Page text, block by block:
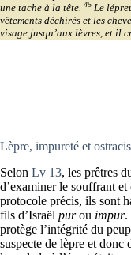
une tache à la tête. 45 Le
vêtements déchirés et les
visage jusqu’aux lèvres, et il
Lèpre, impureté et
Selon Lv 13, les prêtres
d’examiner le souffrant
protocole précis, ils sont
fils d’Israël purou impur.
protège l’intégrité du
suspecte de lèpre et donc